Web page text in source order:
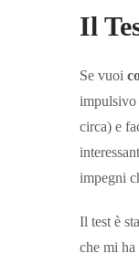
Il
Se vuoi
impulsivo
circa) e
impegni
Il test è
che mi ha